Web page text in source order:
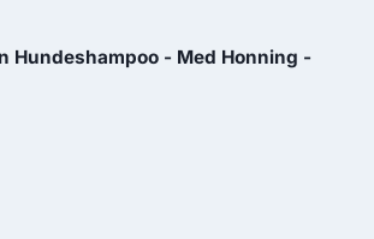
Hundeshampoo - Med Honning -